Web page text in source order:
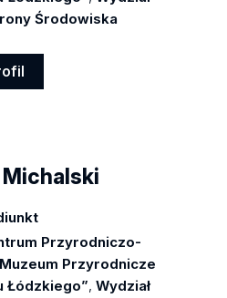
Środowiska
Michalski
Przyrodniczo-
Przyrodnicze
Łódzkiego”,Wydział